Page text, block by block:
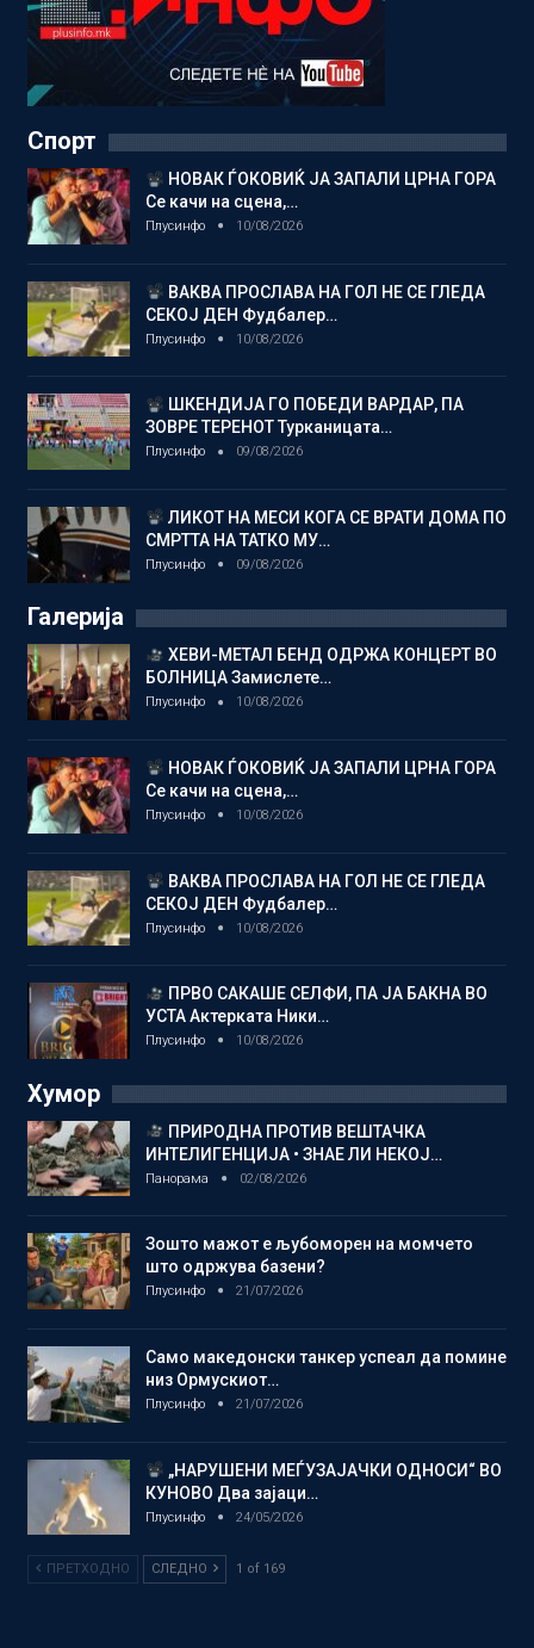
Спорт
НОВАК ЃОКОВИЌ ЈА ЗАПАЛИ ЦРНА ГОРА
Се качи на сцена,…
Плусинфо 10/08/2026
ВАКВА ПРОСЛАВА НА ГОЛ НЕ СЕ ГЛЕДА
СЕКОЈ ДЕН Фудбалер…
Плусинфо 10/08/2026
ШКЕНДИЈА ГО ПОБЕДИ ВАРДАР, ПА
ЗОВРЕ ТЕРЕНОТ Турканицата…
Плусинфо 09/08/2026
ЛИКОТ НА МЕСИ КОГА СЕ ВРАТИ ДОМА ПО
СМРТТА НА ТАТКО МУ…
Плусинфо 09/08/2026
Галерија
ХЕВИ-МЕТАЛ БЕНД ОДРЖА КОНЦЕРТ ВО
БОЛНИЦА Замислете…
Плусинфо 10/08/2026
НОВАК ЃОКОВИЌ ЈА ЗАПАЛИ ЦРНА ГОРА
Се качи на сцена,…
Плусинфо 10/08/2026
ВАКВА ПРОСЛАВА НА ГОЛ НЕ СЕ ГЛЕДА
СЕКОЈ ДЕН Фудбалер…
Плусинфо 10/08/2026
ПРВО САКАШЕ СЕЛФИ, ПА ЈА БАКНА ВО
УСТА Актерката Ники…
Плусинфо 10/08/2026
Хумор
ПРИРОДНА ПРОТИВ ВЕШТАЧКА
ИНТЕЛИГЕНЦИЈА • ЗНАЕ ЛИ НЕКОЈ…
Панорама 02/08/2026
Зошто мажот е љубоморен на момчето
што одржува базени?
Плусинфо 21/07/2026
Само македонски танкер успеал да помине
низ Ормускиот…
Плусинфо 21/07/2026
„НАРУШЕНИ МЕЃУЗАЈАЧКИ ОДНОСИ“ ВО
КУНОВО Два зајаци…
Плусинфо 24/05/2026
ПРЕТХОДНО СЛЕДНО 1 of 169